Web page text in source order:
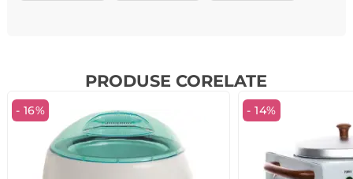
PRODUSE CORELATE
- 16% - 14%